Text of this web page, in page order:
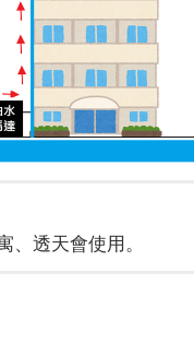
、透天會使用。